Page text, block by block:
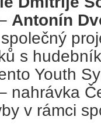
Antonín
s
Youth
nahrávka
v rámci